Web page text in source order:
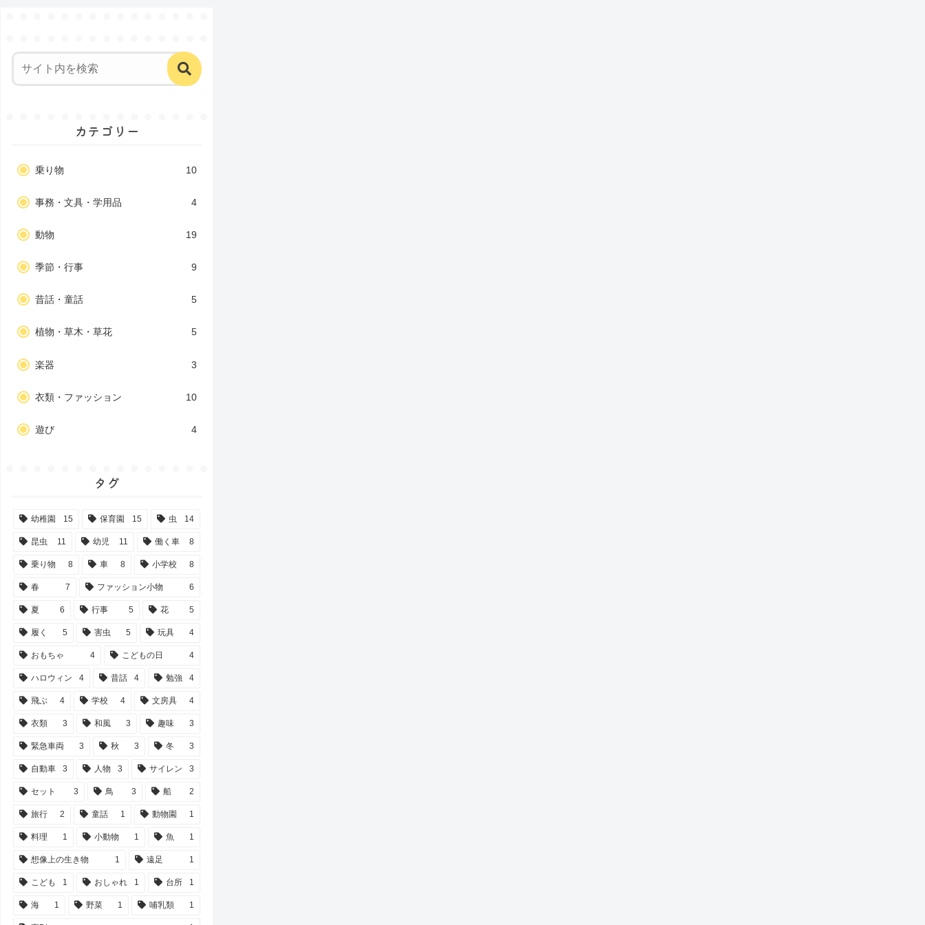
カテゴリー
乗り物 10
事務・文具・学用品 4
動物 19
季節・行事 9
昔話・童話 5
植物・草木・草花 5
楽器 3
衣類・ファッション 10
遊び 4
タグ
幼稚園 15 保育園 15 虫 14
昆虫 11 幼児 11 働く車 8
乗り物 8 車 8 小学校 8
春 7 ファッション小物 6
夏 6 行事 5 花 5
履く 5 害虫 5 玩具 4
おもちゃ 4 こどもの日 4
ハロウィン 4 昔話 4 勉強 4
飛ぶ 4 学校 4 文房具 4
衣類 3 和風 3 趣味 3
緊急車両 3 秋 3 冬 3
自動車 3 人物 3 サイレン 3
セット 3 鳥 3 船 2
旅行 2 童話 1 動物園 1
料理 1 小動物 1 魚 1
想像上の生き物 1 遠足 1
こども 1 おしゃれ 1 台所 1
海 1 野菜 1 哺乳類 1